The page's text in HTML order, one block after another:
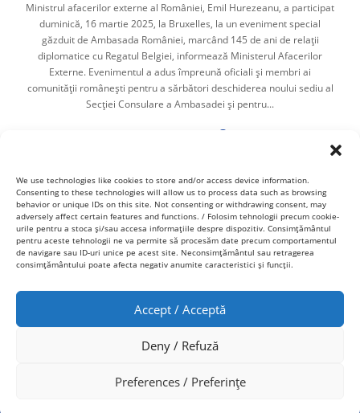
We use technologies like cookies to store and/or access device information.
Consenting to these technologies will allow us to process data such as browsing
behavior or unique IDs on this site. Not consenting or withdrawing consent, may
adversely affect certain features and functions. / Folosim tehnologii precum cookie-
urile pentru a stoca și/sau accesa informațiile despre dispozitiv. Consimțământul
pentru aceste tehnologii ne va permite să procesăm date precum comportamentul
de navigare sau ID-uri unice pe acest site. Neconsimțământul sau retragerea
consimțământului poate afecta negativ anumite caracteristici și funcții.
Accept / Acceptă
Deny / Refuză
Preferences / Preferințe
Ministrul afacerilor externe al României, Emil Hurezeanu, a participat
duminică, 16 martie 2025, la Bruxelles, la un eveniment special
găzduit de Ambasada României, marcând 145 de ani de relații
diplomatice cu Regatul Belgiei, informează Ministerul Afacerilor
Externe. Evenimentul a adus împreună oficiali și membri ai
comunității românești pentru a sărbători deschiderea noului sediu al
Secției Consulare a Ambasadei și pentru...
© 2021 Copacul cu fapte bune. Created by
CONTACT
COOKIE POLICY (EU) FACEBOOK